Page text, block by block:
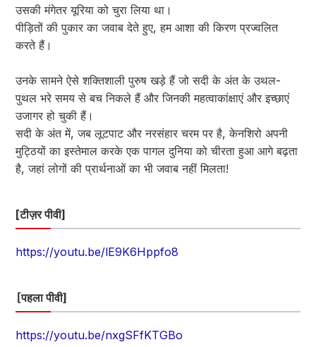
उसकी मंगेतर यूरिया को चुरा लिया था।
पीड़ितों की पुकार का जवाब देते हुए, हम आशा की किरण प्रज्वलित
करते हैं।
उनके सामने ऐसे शक्तिशाली पुरुष खड़े हैं जो सदी के अंत के उथल-
पुथल भरे समय से बच निकले हैं और जिनकी महत्वाकांक्षाएं और इच्छाएं
उजागर हो चुकी हैं।
सदी के अंत में, जब लूटपाट और नरसंहार चरम पर है, केनशिरो अपनी
मुट्ठियों का इस्तेमाल करके एक पागल दुनिया को चीरता हुआ आगे बढ़ता
है, जहां लोगों की प्रार्थनाओं का भी जवाब नहीं मिलता!
[टीज़र पीवी]
https://youtu.be/lE9K6Hppfo8
［पहला पीवी]
https://youtu.be/nxgSFfKTGBo